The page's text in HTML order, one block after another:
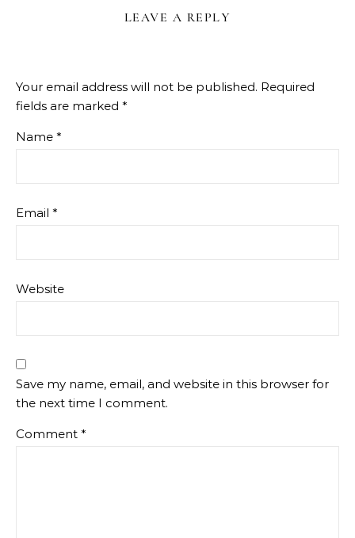
LEAVE A REPLY
Your email address will not be published. Required
fields are marked *
Name *
Email *
Website
Save my name, email, and website in this browser for
the next time I comment.
Comment *